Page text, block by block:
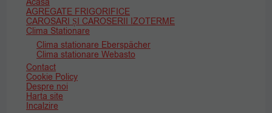
AGREGATE FRIGORIFICE
CAROSARI ȘI CAROSERII IZOTERME
Clima Stationare
Clima stationare Eberspächer
Clima stationare Webasto
Contact
Cookie Policy
Despre noi
Harta site
Incalzire